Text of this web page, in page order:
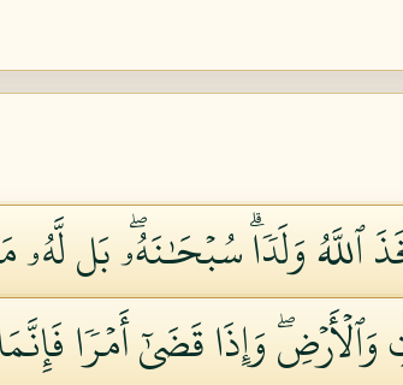
ٱللَّهُ وَلَدٗاۗ سُبۡحَٰنَهُۥۖ بَل
وَإِذَا قَضَىٰٓ أَمۡرٗا